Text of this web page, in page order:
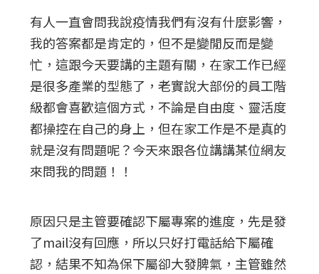
有人一直會問我說疫情我們有沒有什麼影響，
我的答案都是肯定的，但不是變閒反而是變
忙，這跟今天要講的主題有關，在家工作已經
是很多產業的型態了，老實說大部份的員工階
級都會喜歡這個方式，不論是自由度、靈活度
都操控在自己的身上，但在家工作是不是真的
就是沒有問題呢？今天來跟各位講講某位網友
來問我的問題！！
原因只是主管要確認下屬專案的進度，先是發
了mail沒有回應，所以只好打電話給下屬確
認，結果不知為保下屬卻大發脾氣，主管雖然